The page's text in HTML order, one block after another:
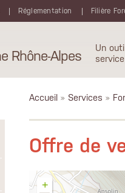
Réglementation Filière
Rhône-Alpes
Un
Accueil » Services »
Offre de
+